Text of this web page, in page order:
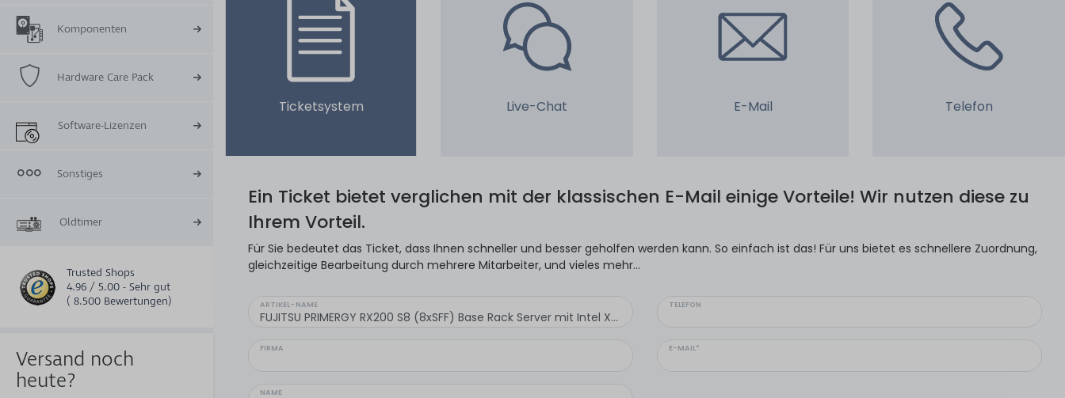
Komponenten
Hardware Care Pack
Software-Lizenzen
Sonstiges
Oldtimer
Trusted Shops
4.96 / 5.00 - Sehr gut
( 8.500 Bewertungen)
Versand noch
heute?
Ticketsystem Live-Chat E-Mail Telefon
Ein Ticket bietet verglichen mit der klassischen E-Mail einige Vorteile! Wir nutzen diese zu
Ihrem Vorteil.
Für Sie bedeutet das Ticket, dass Ihnen schneller und besser geholfen werden kann. So einfach ist das! Für uns bietet es schnellere Zuordnung,
gleichzeitige Bearbeitung durch mehrere Mitarbeiter, und vieles mehr...
ARTIKEL-NAME
FIRMA
NAME
TELEFON
E-MAIL*